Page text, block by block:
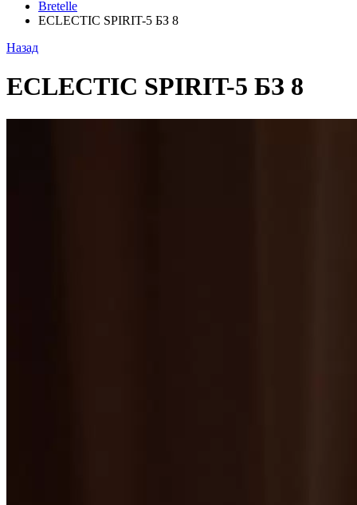
Bretelle
ECLECTIC SPIRIT-5 БЗ 8
Назад
ECLECTIC SPIRIT-5 БЗ 8